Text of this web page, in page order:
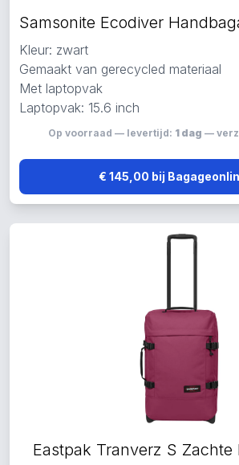
Kleur: zwart
Gemaakt van gerecycled materiaal
Met laptopvak
Laptopvak: 15.6 inch
Op voorraad — levertijd: 1 dag —
€ 145,00 bij
Eastpak Tranverz S Zachte